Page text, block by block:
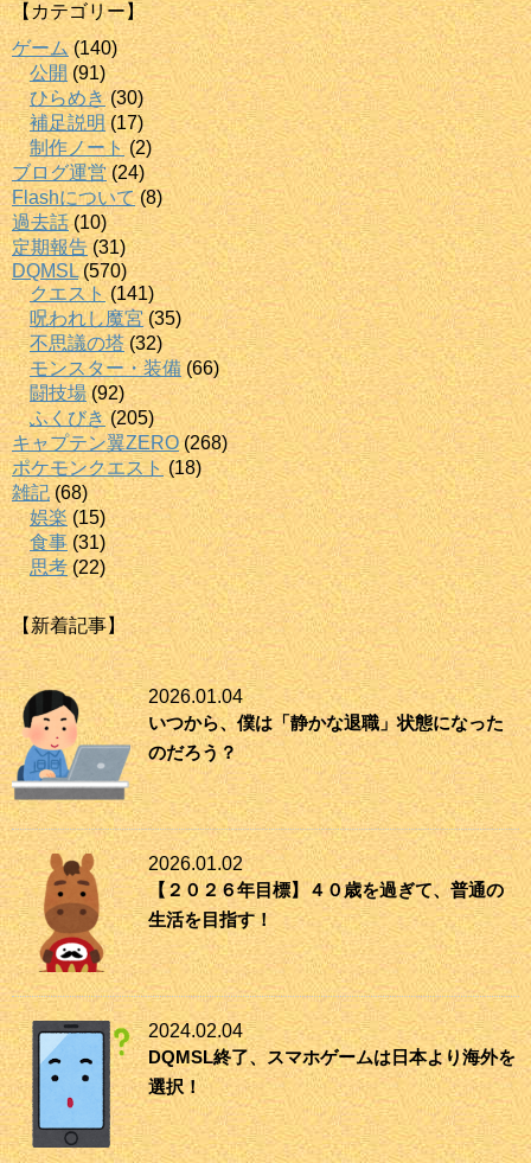
【カテゴリー】
ゲーム(140)
公開 (91)
ひらめき(30)
補足説明(17)
制作ノート (2)
ブログ運営(24)
Flashについて(8)
過去話(10)
定期報告 (31)
DQMSL(570)
クエスト (141)
呪われし魔宮(35)
不思議の塔(32)
モンスター・装備 (66)
闘技場(92)
ふくびき(205)
キャプテン翼ZERO (268)
ポケモンクエスト (18)
雑記 (68)
娯楽 (15)
食事 (31)
思考(22)
【新着記事】
2026.01.04
いつから、僕は「静かな退職」状態になった
のだろう？
2026.01.02
【２０２６年目標】４０歳を過ぎて、普通の
生活を目指す！
2024.02.04
DQMSL終了、スマホゲームは日本より海外を
選択！